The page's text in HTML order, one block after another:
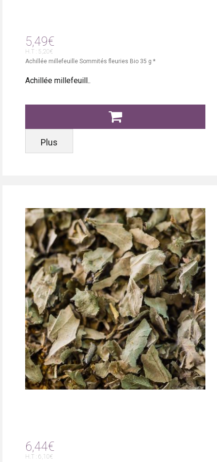
5,49€
H.T : 5,20€
Achillée millefeuille Sommités fleuries Bio 35 g *
Achillée millefeuill..
Plus
6,44€
H.T : 6,10€